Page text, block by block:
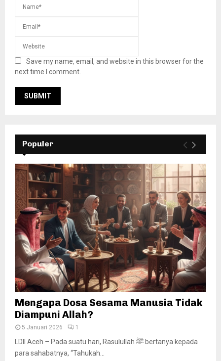
Save my name, email, and website in this browser for the
next time I comment.
Populer
Mengapa Dosa Sesama Manusia Tidak
Diampuni Allah?
5 Januari 2026 1
LDII Aceh – Pada suatu hari, Rasulullah ﷺ bertanya kepada
para sahabatnya, “Tahukah...